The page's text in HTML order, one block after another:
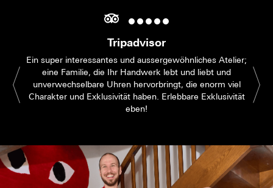
Tripadvisor
Ein super interessantes und aussergewöhnliches Atelier;
eine Familie, die Ihr Handwerk lebt und liebt und
unverwechselbare Uhren hervorbringt, die enorm viel
Charakter und Exklusivität haben. Erlebbare Exklusivität
eben!